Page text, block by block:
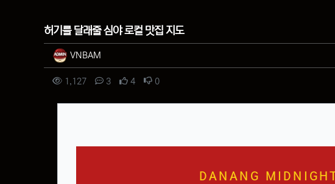
팁&정보허기를 달래줄 심야 로컬 맛집 지도
작성자 정보
VNBAM
컨텐츠 정보
1,127조회 3댓글 4추천 0비추천
DANANG